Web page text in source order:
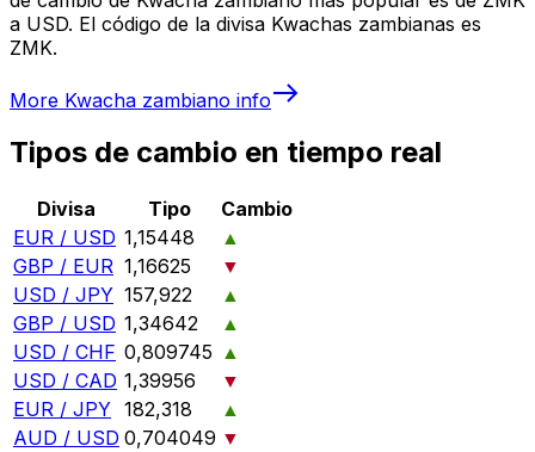
a USD. El código de la divisa Kwachas zambianas es
ZMK.
More Kwacha zambiano info
Tipos de cambio en tiempo real
Divisa Tipo
Cambio
EUR / USD 1,15448
▲
GBP / EUR 1,16625
▼
USD / JPY 157,922
▲
GBP / USD 1,34642
▲
USD / CHF 0,809745 ▲
USD / CAD 1,39956
▼
EUR / JPY 182,318
▲
AUD / USD 0,704049 ▼